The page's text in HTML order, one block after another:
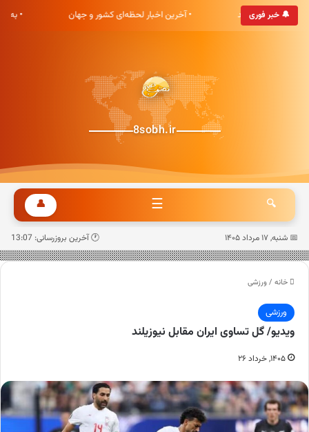
🔔 خبر فوری
صبح خوش آمدید • آخرین اخبار لحظه‌ای کشور و جهان •
8sobh.ir
🔍
☰
👤
📅 شنبه, ۱۷ مرداد ۱۴۰۵ 🕐 آخرین بروزرسانی: 13:07
خانه /ورزشی
ورزشی
ویدیو/ گل تساوی ایران مقابل نیوزیلند
۱۴۰۵, خرداد ۲۶